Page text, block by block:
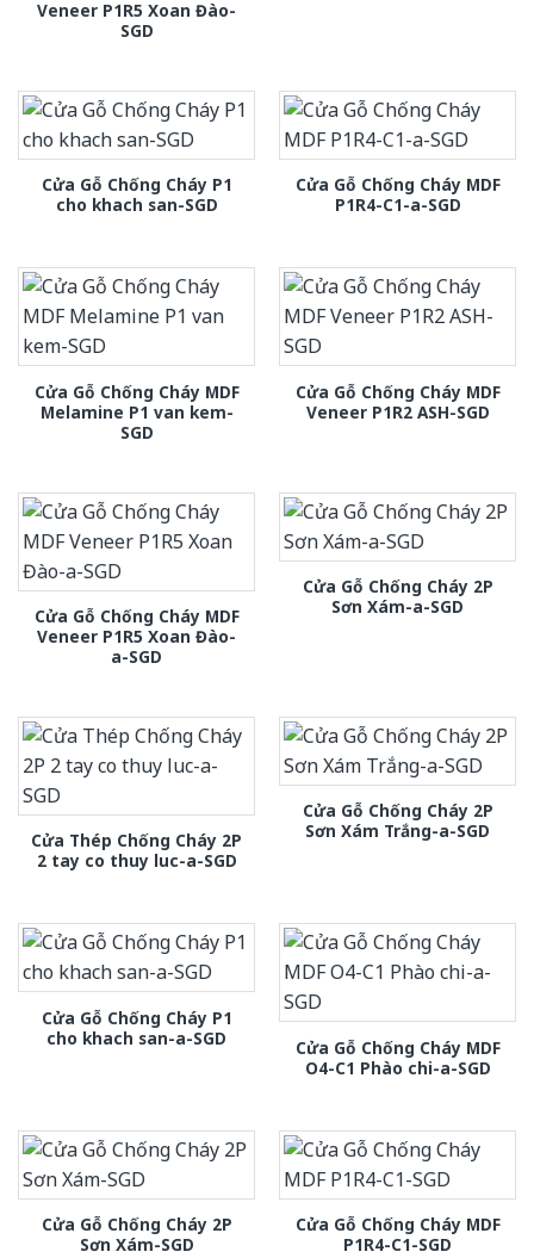
Veneer P1R5 Xoan Đào-
SGD
Cửa Gỗ Chống Cháy P1
cho khach san-SGD
Cửa Gỗ Chống Cháy MDF
P1R4-C1-a-SGD
Cửa Gỗ Chống Cháy MDF
Melamine P1 van kem-
SGD
Cửa Gỗ Chống Cháy MDF
Veneer P1R2 ASH-SGD
Cửa Gỗ Chống Cháy MDF
Veneer P1R5 Xoan Đào-
a-SGD
Cửa Gỗ Chống Cháy 2P
Sơn Xám-a-SGD
Cửa Thép Chống Cháy 2P
2 tay co thuy luc-a-SGD
Cửa Gỗ Chống Cháy 2P
Sơn Xám Trắng-a-SGD
Cửa Gỗ Chống Cháy P1
cho khach san-a-SGD
Cửa Gỗ Chống Cháy MDF
O4-C1 Phào chi-a-SGD
Cửa Gỗ Chống Cháy 2P
Sơn Xám-SGD
Cửa Gỗ Chống Cháy MDF
P1R4-C1-SGD